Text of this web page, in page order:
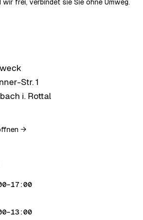
frei, verbindet sie Sie ohne Umweg.
Str. 1
i. Rottal
→